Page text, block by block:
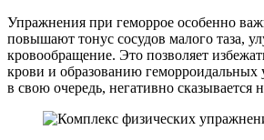
Упражнения при геморрое особенно
повышают тонус сосудов малого таза,
кровообращение. Это позволяет
крови и образованию геморроидальных
в свою очередь, негативно сказывается